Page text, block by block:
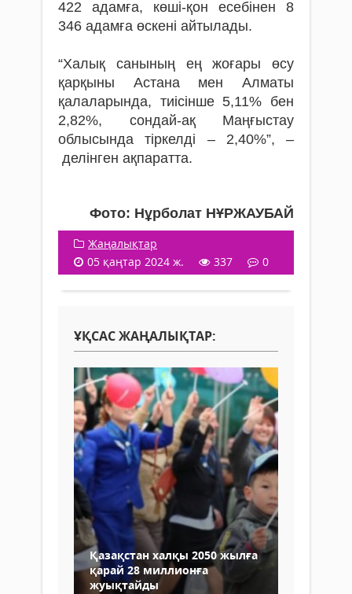
422 адамға, көші-қон есебінен 8
346 адамға өскені айтылады.
“Халық санының ең жоғары өсу
қарқыны Астана мен Алматы
қалаларында, тиісінше 5,11% бен
2,82%, сондай-ақ Маңғыстау
облысында тіркелді – 2,40%”, –
делінген ақпаратта.
Фото: Нұрболат НҰРЖАУБАЙ
Жаңалықтар
05 қаңтар 2024 ж.
337 0
ҰҚСАС ЖАҢАЛЫҚТАР:
Қазақстан халқы 2050 жылға
қарай 28 миллионға
жуықтайды